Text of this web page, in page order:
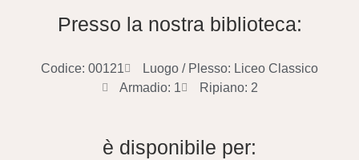
Presso la nostra biblioteca:
Codice: 00121
Luogo / Plesso: Liceo Classico
Armadio: 1
Ripiano: 2
è disponibile per: